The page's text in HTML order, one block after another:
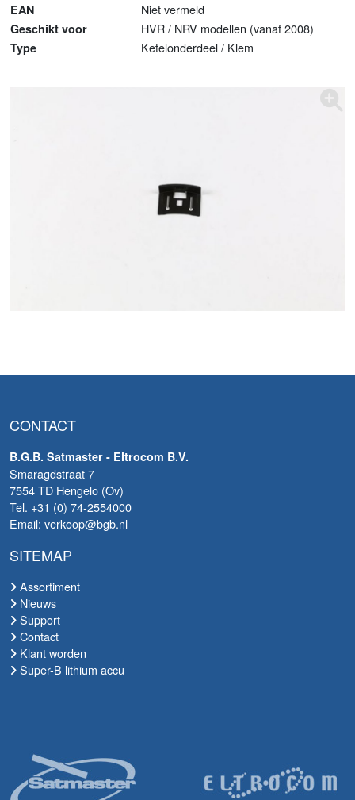
EAN Niet vermeld
Geschikt voor HVR / NRV modellen (vanaf 2008)
Type Ketelonderdeel / Klem
CONTACT
B.G.B. Satmaster - Eltrocom B.V.
Smaragdstraat 7
7554 TD Hengelo (Ov)
Tel. +31 (0) 74-2554000
Email: verkoop@bgb.nl
SITEMAP
Assortiment
Nieuws
Support
Contact
Klant worden
Super-B lithium accu